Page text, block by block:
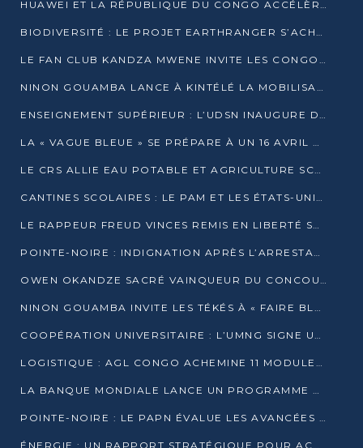
HUAWEI ET LA RÉPUBLIQUE DU CONGO ACCÉLÈRENT LEUR PARTENARIAT
BIODIVERSITÉ : LE PROJET EARTHRANGER S’ACHÈVE, MAIS LES DÉFIS DEMEURENT
LE FAN CLUB KANDZA MWENE INVITE LES CONGOLAIS À UNE FORTE AFFLUENCE AU STADE DE KINTÉLÉ
NINON GOUAMBA LANCE À KINTÉLÉ LA MOBILISATION POUR L’INVESTITURE DR DSN
ENSEIGNEMENT SUPÉRIEUR : L’UDSN INAUGURE DES LABORATOIRES POUR BOOSTER LA FORMATION PRATIQUE
LA « VAGUE BLEUE » SE PRÉPARE À UN 16 AVRIL HISTORIQUE
LE CRS ALLIE EAU POTABLE ET AGRICULTURE SCOLAIRE AU CŒUR DE LA TRANSFORMATION DES ÉCOLES RURALES
CANTINES SCOLAIRES : LE PAM ET LES ÉTATS-UNIS AU CONTACT DES ÉCOLIERS DE KINKALA
LE RAPPEUR FREUD VINCES REMIS EN LIBERTÉ SOUS PRESSION MÉDIATIQUE
POINTE-NOIRE : INDIGNATION APRÈS L’ARRESTATION DU RAPPEUR FREUD VINCES
OWEN OKANDZE SACRÉ VAINQUEUR DU CONCOURS SLAM POUR LA VIE
NINON GOUAMBA INVITE LES TÉKÉS À « FAIRE BLOC » POUR PESER DANS LE DÉBAT NATIONAL
COOPÉRATION UNIVERSITAIRE : L’UMNG SIGNE UN ACCORD STRATÉGIQUE AVEC L’UNIVERSITÉ HAINAN EN CHINE
LOGISTIQUE : AGL CONGO ACHEMINE 11 MODULES GÉANTS JUSQU’À BRAZZAVILLE
LA BANQUE MONDIALE LANCE UN PROGRAMME DE 394 MILLIONS DE DOLLARS POUR LE BASSIN DU CONGO
POINTE-NOIRE : LE PAPN ÉVALUE LES AVANCÉES DU MÔLE EST
ÉNERGIE : UN RAPPORT STRATÉGIQUE POUR ACCÉLÉRER LA TRANSITION AU CONGO